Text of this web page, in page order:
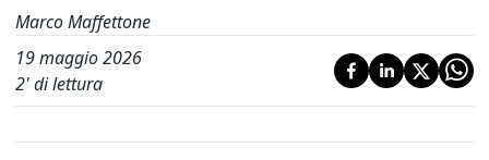
Marco Maffettone
19 maggio 2026
2' di lettura